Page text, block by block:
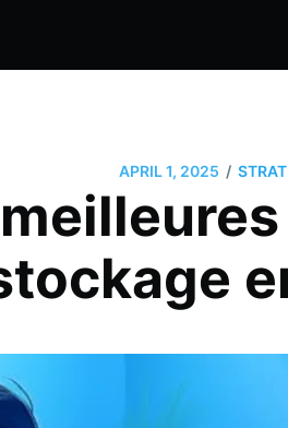
APRIL 1, 2025 /